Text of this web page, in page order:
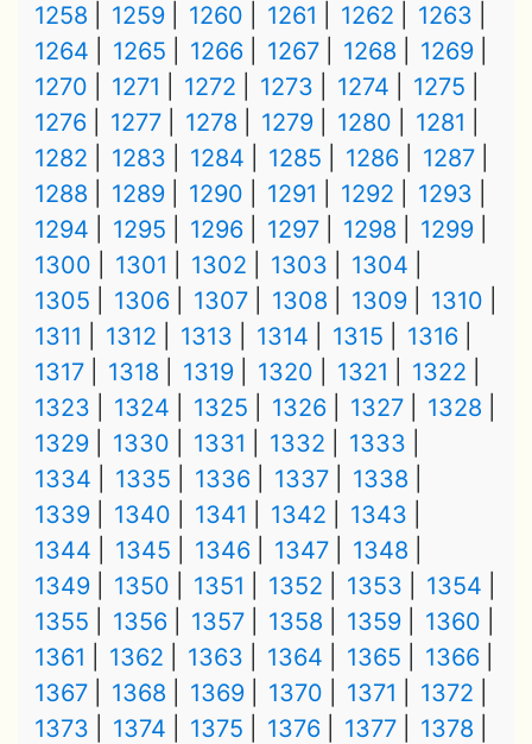
1258
1259 1260 1261 1262
1263
1264
1265 1266 1267 1268
1269
1270
1271 1272 1273 1274
1275
1276
1277 1278 1279 1280
1281
1282
1283 1284 1285 1286
1287
1288
1289 1290 1291 1292
1293
1294
1295 1296 1297 1298
1299
1300
1301 1302 1303
1304
1305
1306 1307 1308 1309
1310
1311
1312 1313 1314 1315
1316
1317
1318 1319 1320 1321
1322
1323
1324 1325 1326 1327
1328
1329
1330 1331 1332
1333
1334
1335 1336 1337
1338
1339
1340 1341 1342
1343
1344
1345 1346 1347
1348
1349
1350 1351 1352 1353
1354
1355
1356 1357 1358 1359
1360
1361
1362 1363 1364 1365
1366
1367
1368 1369 1370 1371
1372
1373
1374 1375 1376 1377
1378